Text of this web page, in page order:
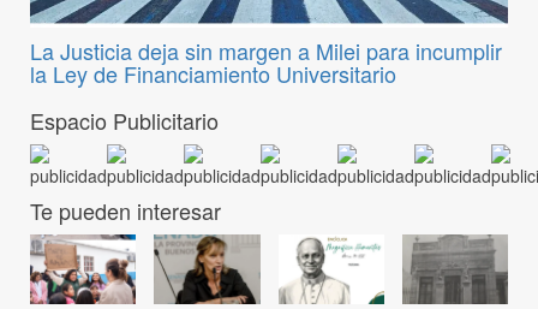
La Justicia deja sin margen a Milei para incumplir
la Ley de Financiamiento Universitario
Espacio Publicitario
Te pueden interesar